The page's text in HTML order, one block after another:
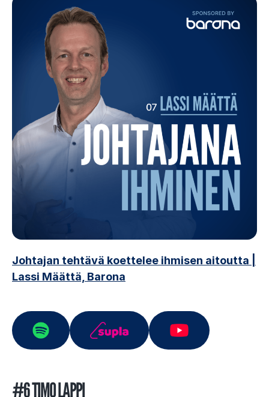
Johtajan tehtävä koettelee ihmisen aitoutta
Lassi Määttä, Barona
#6 TIMO LAPPI